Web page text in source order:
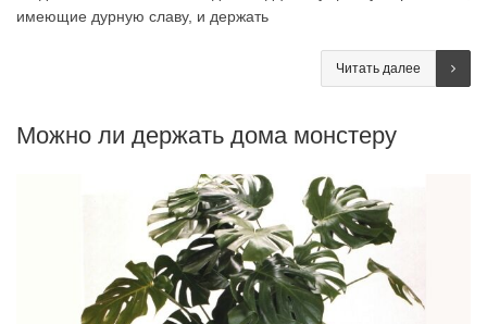
имеющие дурную славу, и держать
Читать далее
Можно ли держать дома монстеру